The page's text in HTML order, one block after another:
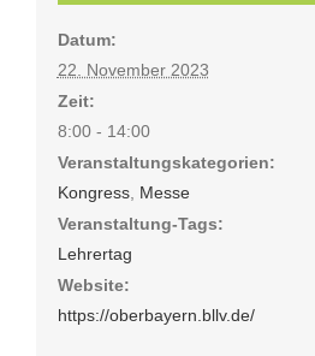
Datum:
22. November 2023
Zeit:
8:00 - 14:00
Veranstaltungskategorien:
Kongress, Messe
Veranstaltung-Tags:
Lehrertag
Website:
https://oberbayern.bllv.de/